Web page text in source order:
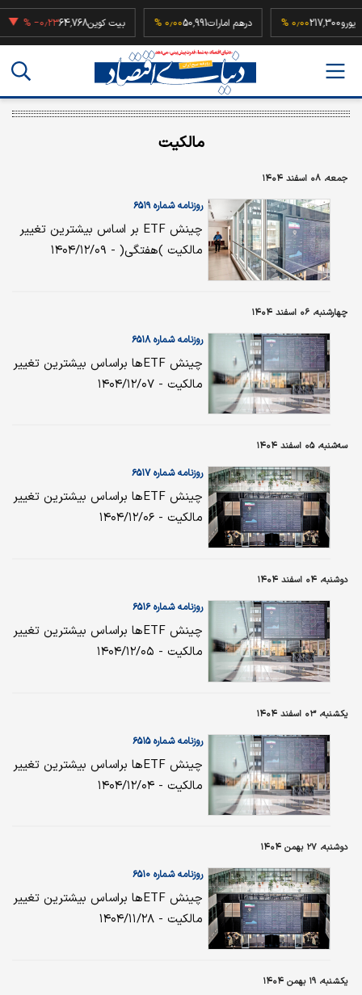
یورو217,300 درهم امارات50,991 بیت کوین64,768‎−۰٫۲۳ %
مالکیت
جمعه، ۰۸ اسفند ۱۴۰۴
روزنامه شماره ۶۵۱۹
چینش ETF بر اساس بیشترین تغییر
مالکیت )هفتگی( - ۱۴۰۴/۱۲/۰۹
چهارشنبه، ۰۶ اسفند ۱۴۰۴
روزنامه شماره ۶۵۱۸
چینش ETFها براساس بیشترین تغییر
مالکیت - ۱۴۰۴/۱۲/۰۷
سه‌شنبه، ۰۵ اسفند ۱۴۰۴
روزنامه شماره ۶۵۱۷
چینش ETFها براساس بیشترین تغییر
مالکیت - ۱۴۰۴/۱۲/۰۶
دوشنبه، ۰۴ اسفند ۱۴۰۴
روزنامه شماره ۶۵۱۶
چینش ETFها براساس بیشترین تغییر
مالکیت - ۱۴۰۴/۱۲/۰۵
یکشنبه، ۰۳ اسفند ۱۴۰۴
روزنامه شماره ۶۵۱۵
چینش ETFها براساس بیشترین تغییر
مالکیت - ۱۴۰۴/۱۲/۰۴
دوشنبه، ۲۷ بهمن ۱۴۰۴
روزنامه شماره ۶۵۱۰
چینش ETFها براساس بیشترین تغییر
مالکیت - ۱۴۰۴/۱۱/۲۸
یکشنبه، ۱۹ بهمن ۱۴۰۴